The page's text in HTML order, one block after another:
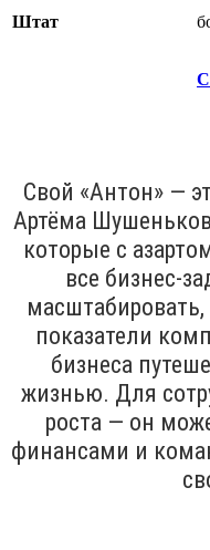
Штат
Свой «Антон» —
Артёма
которые с
все бизнес-
масштабировать,
показатели
бизнеса
жизнью. Для
роста — он
финансами и